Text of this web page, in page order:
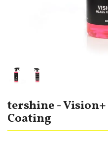
tershine - Vision+
Coating